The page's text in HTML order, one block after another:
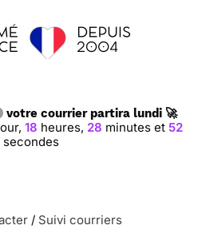
votre courrier partira lundi 🚀
18 heures,28 minutes et51
secondes
/ Suivi courriers